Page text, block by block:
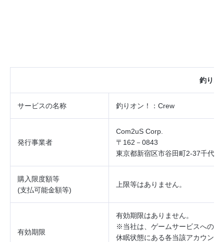
釣りオ
サービスの名称 釣りオン！：Crew
発行事業者
Com2uS Corp.
〒162－0843
東京都新宿区市谷田町2‐37千代田
購入限度額等
(支払可能金額等)
上限等はありません。
有効期限
有効期限はありません。
※当社は、ゲームサービスへのロ
休眠状態にある各当該アカウン